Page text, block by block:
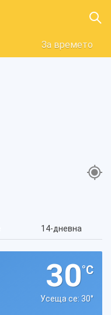
За времето
14-дневна
30°C
Усеща се: 30°